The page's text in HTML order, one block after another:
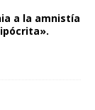
a la amnistía